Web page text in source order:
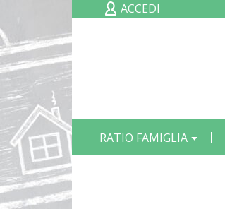
ACCEDI
RATIO FAMIGLIA